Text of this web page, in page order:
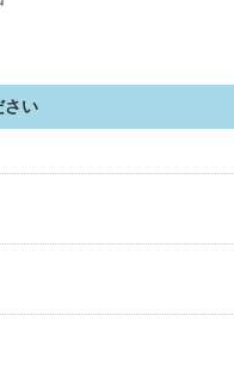
さい